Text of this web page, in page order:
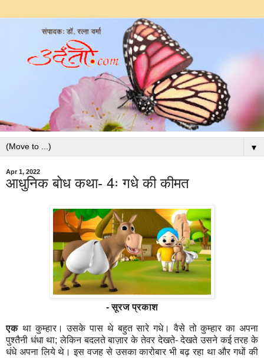
▼
Apr 1, 2022
आधुनिक बोध कथा- 4ः गधे की कीमत
- सूरज प्रकाश
एक था कुम्हार। उसके पास थे बहुत सारे गधे। वैसे तो कुम्हार का अपना
पुश्तैनी धंधा था;लेकिन बदलते बाज़ार के तेवर देखते- देखते उसने कई तरह के
धंधे अपना लिये थे। इस वजह से उसका कारोबार भी बढ़ रहा था और गधों की